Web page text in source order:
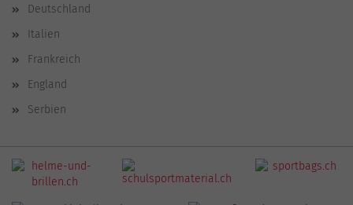
Deutschland
Italien
Frankreich
England
Serbien